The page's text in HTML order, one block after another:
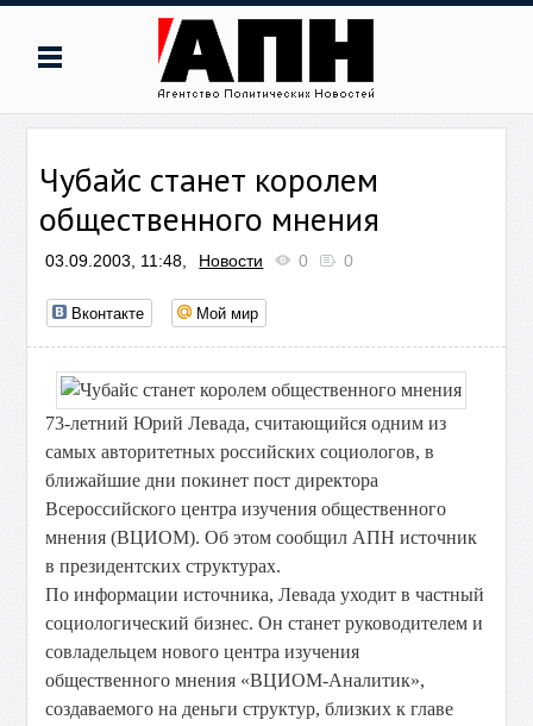
Чубайс станет королем
общественного мнения
03.09.2003, 11:48, Новости 0 0
Вконтакте Мой мир
73-летний Юрий Левада, считающийся одним из
самых авторитетных российских социологов, в
ближайшие дни покинет пост директора
Всероссийского центра изучения общественного
мнения (ВЦИОМ). Об этом сообщил АПН источник
в президентских структурах.
По информации источника, Левада уходит в частный
социологический бизнес. Он станет руководителем и
совладельцем нового центра изучения
общественного мнения «ВЦИОМ-Аналитик»,
создаваемого на деньги структур, близких к главе